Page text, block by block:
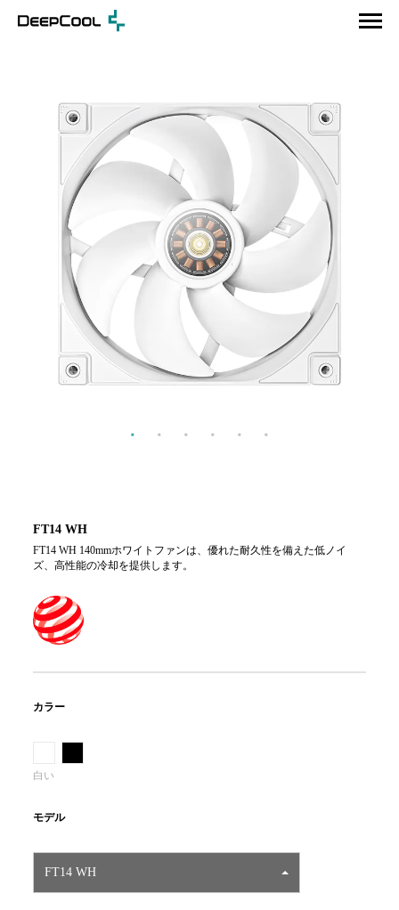
FT14 WH
FT14 WH 140mmホワイトファンは、優れた耐久性を備えた低ノイ
ズ、高性能の冷却を提供します。
カラー
白い
モデル
FT14 WH